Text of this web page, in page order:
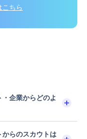
こちら
企業からどのよ
からのスカウトは